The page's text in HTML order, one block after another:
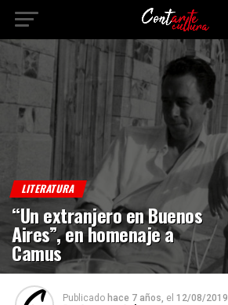
LITERATURA
“Un extranjero en Buenos
Aires”, en homenaje a
Camus
Publicado hace 7 años, el 12/08/2019